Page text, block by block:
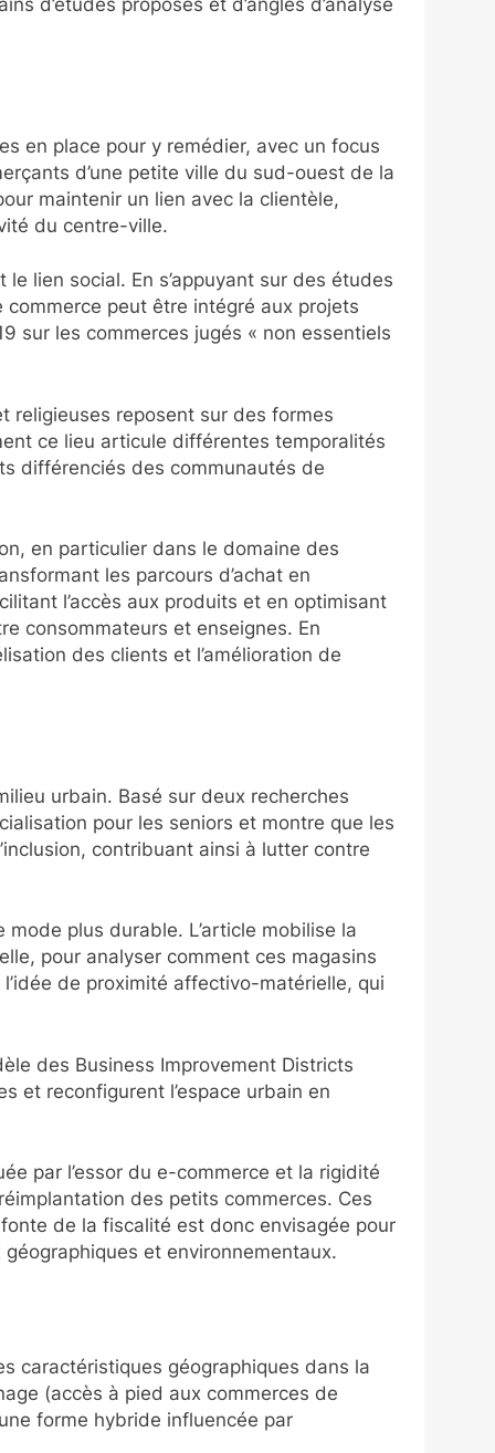
d’études proposés et d’angles d’analyse
en place pour y remédier, avec un focus
d’une petite ville du sud-ouest de la
maintenir un lien avec la clientèle,
du centre-ville.
lien social. En s’appuyant sur des études
peut être intégré aux projets
sur les commerces jugés « non essentiels
religieuses reposent sur des formes
ce lieu articule différentes temporalités
différenciés des communautés de
en particulier dans le domaine des
les parcours d’achat en
l’accès aux produits et en optimisant
consommateurs et enseignes. En
des clients et l’amélioration de
urbain. Basé sur deux recherches
pour les seniors et montre que les
contribuant ainsi à lutter contre
plus durable. L’article mobilise la
pour analyser comment ces magasins
de proximité affectivo-matérielle, qui
des Business Improvement Districts
et reconfigurent l’espace urbain en
par l’essor du e-commerce et la rigidité
des petits commerces. Ces
de la fiscalité est donc envisagée pour
et environnementaux.
caractéristiques géographiques dans la
(accès à pied aux commerces de
forme hybride influencée par